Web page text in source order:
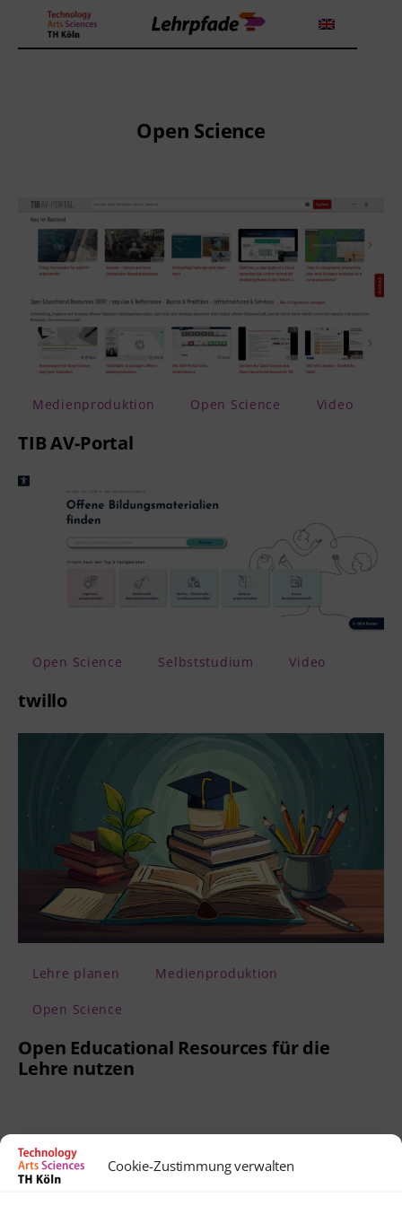
Cookie-Zustimmung verwalten
Theorien und Methoden
Lehrstrategie
Workshops
Über uns
Open Science
Medienproduktion Open Science Video
TIB AV-Portal
Open Science Selbststudium Video
twillo
Lehre planen Medienproduktion
Open Science
Open Educational Resources für die
Lehre nutzen